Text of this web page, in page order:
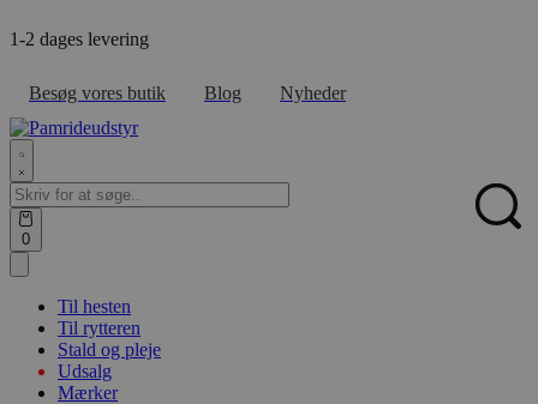
to
1-2 dages levering
Besøg vores butik Blog Nyheder
Search
for:
0Open
cart
Til hesten
Til rytteren
Stald og pleje
Udsalg
Mærker